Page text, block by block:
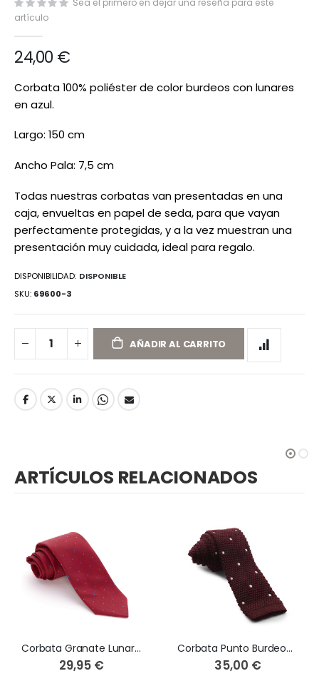
de
la
galería
de
imágenes
artículo
24,00 €
Corbata 100% poliéster de color burdeos con lunares
en azul.
Largo: 150 cm
Ancho Pala: 7,5 cm
Todas nuestras corbatas van presentadas en una
caja, envueltas en papel de seda, para que vayan
perfectamente protegidas, y a la vez muestran una
presentación muy cuidada, ideal para regalo.
DISPONIBILIDAD: DISPONIBLE
SKU 69600-3
AÑADIR AL CARRITO
ARTÍCULOS RELACIONADOS
Corbata Granate Lunares
29,95 €
Corbata Punto Burdeos Lunares Blancos
35,00 €